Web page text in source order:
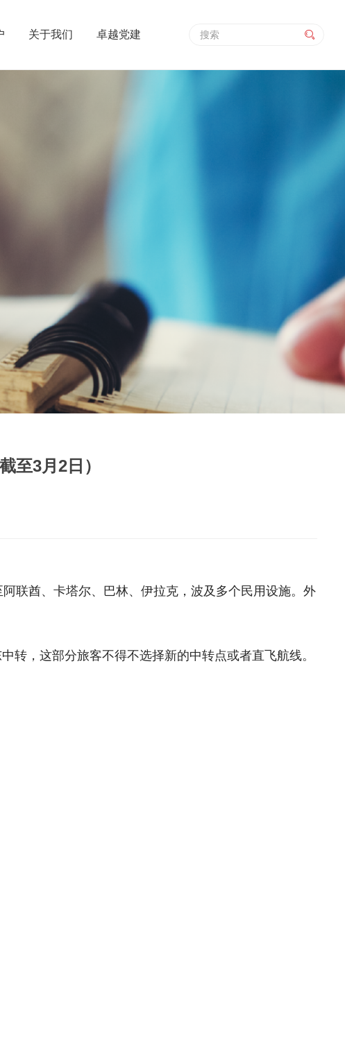
关于我们 卓越党建
至3月2日）
联酋、卡塔尔、巴林、伊拉克，波及多个民用设施。外
转，这部分旅客不得不选择新的中转点或者直飞航线。